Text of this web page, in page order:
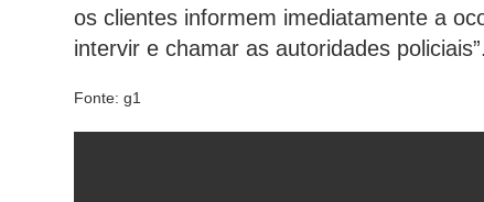
os clientes informem imediatamente a
intervir e chamar as autoridades policiais”.
Fonte: g1